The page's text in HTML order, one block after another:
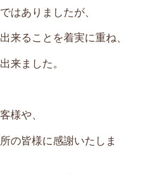
はありましたが、
来ることを着実に重ね、
来ました。
様や、
の皆様に感謝いたしま